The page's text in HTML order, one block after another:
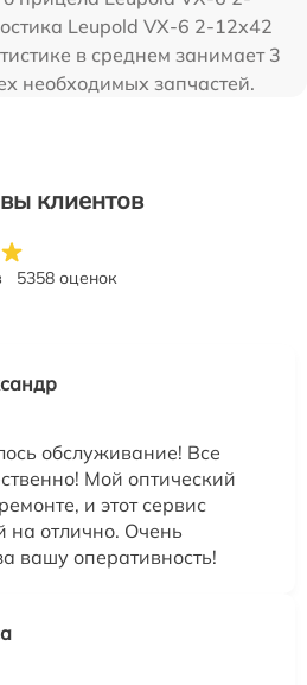
Leupold VX-6 2-12x42
в среднем занимает 3
необходимых запчастей.
клиентов
5358 оценок
обслуживание! Все
Мой оптический
и этот сервис
на отлично. Очень
вашу оперативность!